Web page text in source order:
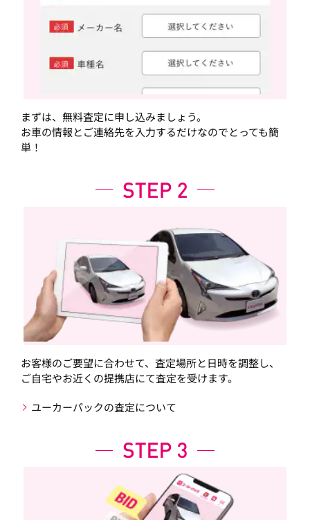
まずは、無料査定に申し込みましょう。
お車の情報とご連絡先を入力するだけなのでとっても簡
単！
お客様のご要望に合わせて、査定場所と日時を調整し、
ご自宅やお近くの提携店にて査定を受けます。
ユーカーパックの査定について